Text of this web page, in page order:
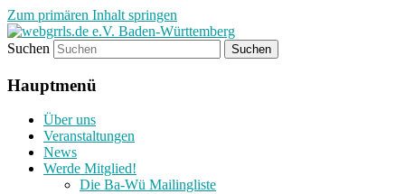
Zum primären Inhalt springen
webgrrls.de e.V. Baden-
Württemberg
Regiogruppe Baden-Württemberg der
webgrrls.de e.V.
Suchen
Hauptmenü
Über uns
Veranstaltungen
News
Werde Mitglied!
Die Ba-Wü Mailingliste